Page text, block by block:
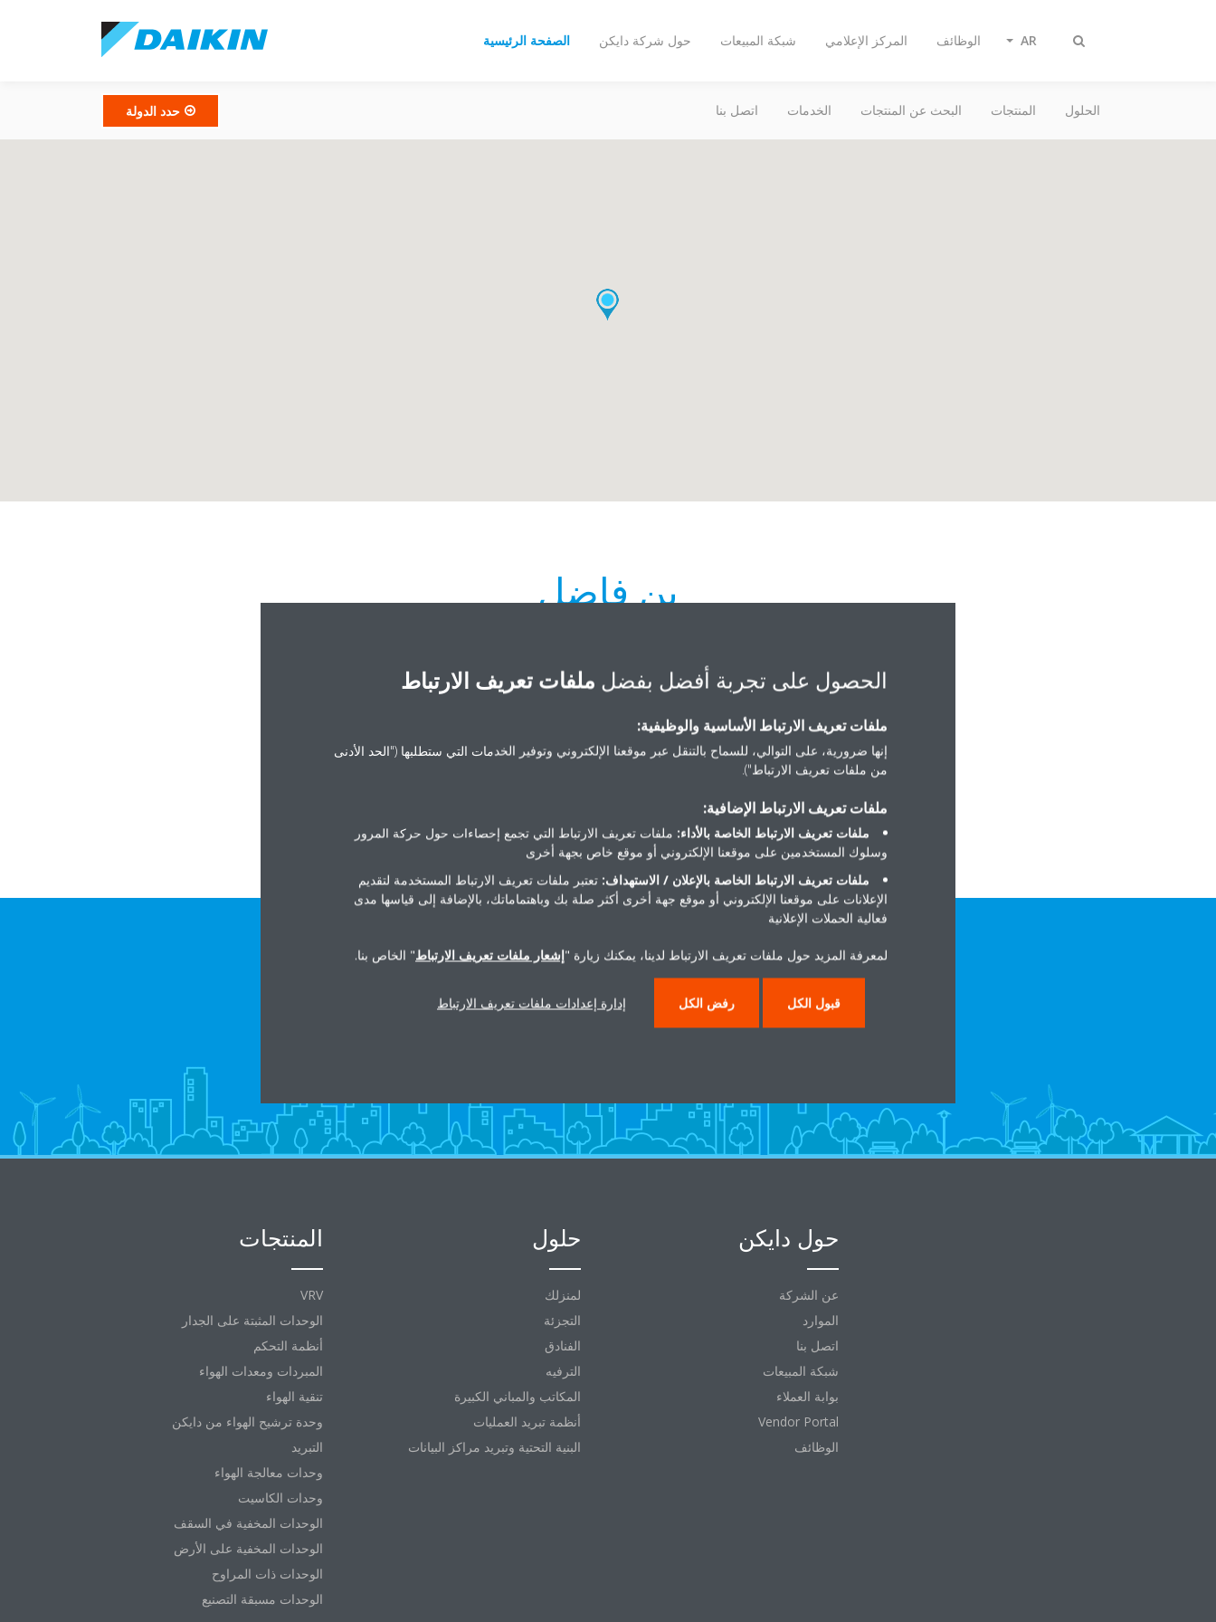
تبديل
الصفحة الرئيسية حول شركة دايكن شبكة المبيعات المركز الإعلامي الوظائف AR
الحلول المنتجات البحث عن المنتجات الخدمات اتصل بنا حدد الدولة
بن فاضل
"Bin Fadel Center For Electrical Appliances King
Khalid Rd, Tabuk 47912"
+966 14 424 7539
هل تريد مساعدة؟
المنتجات
VRV
الوحدات المثبتة على الجدار
أنظمة التحكم
المبردات ومعدات الهواء
تنقية الهواء
وحدة ترشيح الهواء من دايكن
التبريد
وحدات معالجة الهواء
وحدات الكاسيت
الوحدات المخفية في السقف
الوحدات المخفية على الأرض
الوحدات ذات المراوح
الوحدات مسبقة التصنيع
حلول
لمنزلك
التجزئة
الفنادق
الترفيه
المكاتب والمباني الكبيرة
أنظمة تبريد العمليات
البنية التحتية وتبريد مراكز البيانات
حول دايكن
عن الشركة
الموارد
اتصل بنا
شبكة المبيعات
بوابة العملاء
Vendor Portal
الوظائف
الحصول على تجربة أفضل بفضل ملفات تعريف الارتباط
ملفات تعريف الارتباط الأساسية والوظيفية:
إنها ضرورية، على التوالي، للسماح بالتنقل عبر موقعنا الإلكتروني وتوفير الخدمات التي ستطلبها ("الحد الأدنى
من ملفات تعريف الارتباط").
ملفات تعريف الارتباط الإضافية:
ملفات تعريف الارتباط الخاصة بالأداء: ملفات تعريف الارتباط التي تجمع إحصاءات حول حركة المرور
وسلوك المستخدمين على موقعنا الإلكتروني أو موقع خاص بجهة أخرى
ملفات تعريف الارتباط الخاصة بالإعلان / الاستهداف: تعتبر ملفات تعريف الارتباط المستخدمة لتقديم
الإعلانات على موقعنا الإلكتروني أو موقع جهة أخرى أكثر صلة بك وباهتماماتك، بالإضافة إلى قياسها مدى
فعالية الحملات الإعلانية
لمعرفة المزيد حول ملفات تعريف الارتباط لدينا، يمكنك زيارة "إشعار ملفات تعريف الارتباط" الخاص بنا.
قبول الكل رفض الكل إدارة إعدادات ملفات تعريف الارتباط